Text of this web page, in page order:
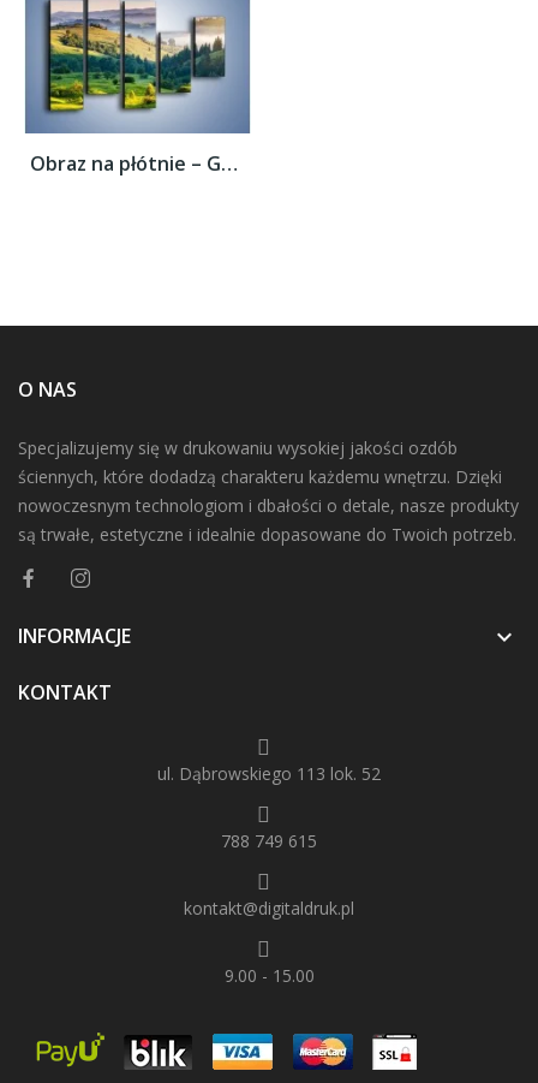
Obraz na płótnie – Górska polana z lotu...
O NAS
Specjalizujemy się w drukowaniu wysokiej jakości ozdób
ściennych, które dodadzą charakteru każdemu wnętrzu. Dzięki
nowoczesnym technologiom i dbałości o detale, nasze produkty
są trwałe, estetyczne i idealnie dopasowane do Twoich potrzeb.
INFORMACJE 
KONTAKT
ul. Dąbrowskiego 113 lok. 52
788 749 615
kontakt@digitaldruk.pl
9.00 - 15.00